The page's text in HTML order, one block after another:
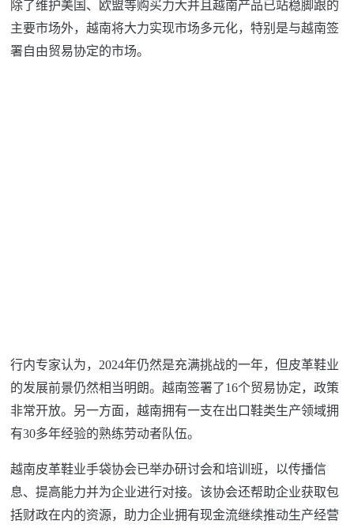
除了维护美国、欧盟等购买力大并且越南产品已站稳脚跟的
主要市场外，越南将大力实现市场多元化，特别是与越南签
署自由贸易协定的市场。
行内专家认为，2024年仍然是充满挑战的一年，但皮革鞋业
的发展前景仍然相当明朗。越南签署了16个贸易协定，政策
非常开放。另一方面，越南拥有一支在出口鞋类生产领域拥
有30多年经验的熟练劳动者队伍。
越南皮革鞋业手袋协会已举办研讨会和培训班，以传播信
息、提高能力并为企业进行对接。该协会还帮助企业获取包
括财政在内的资源，助力企业拥有现金流继续推动生产经营